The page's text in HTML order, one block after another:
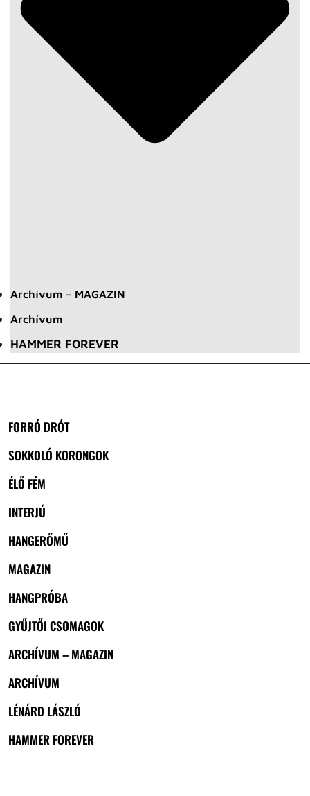
Archívum – MAGAZIN
Archívum
HAMMER FOREVER
FORRÓ DRÓT
SOKKOLÓ KORONGOK
ÉLŐ FÉM
INTERJÚ
HANGERŐMŰ
MAGAZIN
HANGPRÓBA
GYŰJTŐI CSOMAGOK
ARCHÍVUM – MAGAZIN
ARCHÍVUM
LÉNÁRD LÁSZLÓ
HAMMER FOREVER